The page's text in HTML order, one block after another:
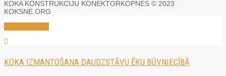
KOKA KONSTRUKCIJU KONEKTORKOPNES © 2023
KOKSNE.ORG
KOKA IZMANTOŠANA DAUDZSTĀVU ĒKU BŪVNIECĪBĀ